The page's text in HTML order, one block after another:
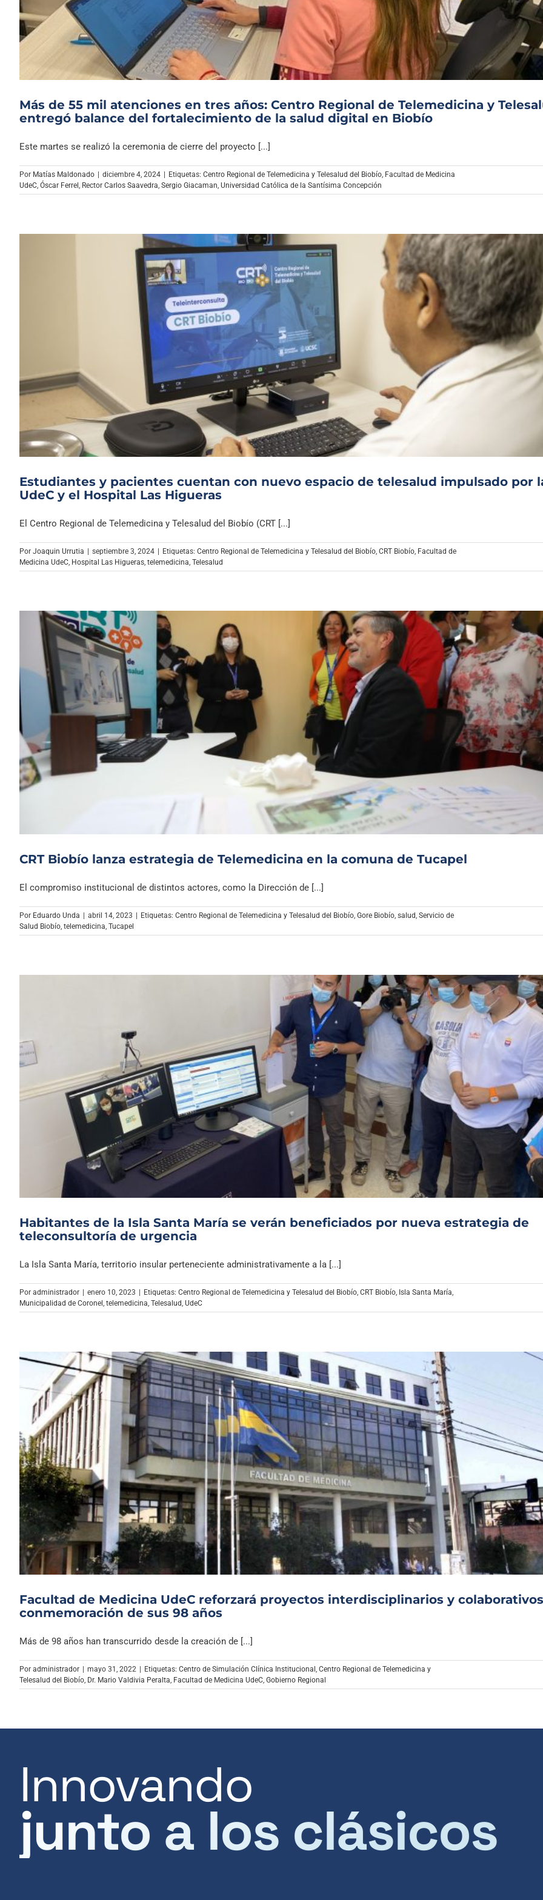
Archivo Sonoro
Más de 55 mil atenciones en tres años: Centro Regional de Telemedicina y
entregó balance del fortalecimiento de la salud digital en Biobío
Este martes se realizó la ceremonia de cierre del proyecto [...]
Por Matías Maldonado diciembre 4, 2024 Etiquetas: Centro Regional de Telemedicina y Telesalud del Biobío, Facultad de Medicina
UdeC, Óscar Ferrel , Rector Carlos Saavedra, Sergio Giacaman, Universidad Católica de la Santísima Concepción
Estudiantes y pacientes cuentan con nuevo espacio de telesalud impulsado por
UdeC y el Hospital Las Higueras
El Centro Regional de Telemedicina y Telesalud del Biobío (CRT [...]
Por Joaquin Urrutia septiembre 3, 2024 Etiquetas: Centro Regional de Telemedicina y Telesalud del Biobío, CRT Biobío, Facultad de
Medicina UdeC, Hospital Las Higueras, telemedicina, Telesalud
CRT Biobío lanza estrategia de Telemedicina en la comuna de Tucapel
El compromiso institucional de distintos actores, como la Dirección de [...]
Por Eduardo Unda | abril 14, 2023 | Etiquetas: Centro Regional de Telemedicina y Telesalud del Biobío Gore Biobío salud Servicio de
Salud Biobío telemedicina Tucapel
Habitantes de la Isla Santa María se verán beneficiados por nueva estrategia de
teleconsultoría de urgencia
La Isla Santa María, territorio insular perteneciente administrativamente a la [...]
Por administrador | enero 10, 2023 | Etiquetas: Centro Regional de Telemedicina y Telesalud del Biobío CRT Biobío Isla Santa María
Municipalidad de Coronel telemedicina Telesalud UdeC
Facultad de Medicina UdeC reforzará proyectos interdisciplinarios y
conmemoración de sus 98 años
Más de 98 años han transcurrido desde la creación de [...]
Por administrador mayo 31, 2022 Etiquetas: Centro de Simulación Clínica Institucional , Centro Regional de Telemedicina y
Telesalud del Biobío, Dr. Mario Valdivia Peralta, Facultad de Medicina UdeC, Gobierno Regional
Innovando
junto a los clásicos